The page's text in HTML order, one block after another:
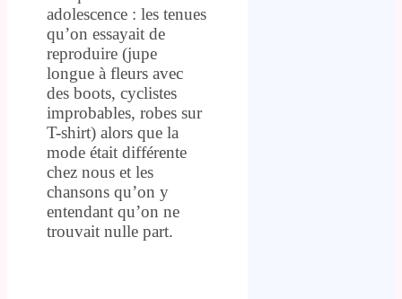
adolescence : les tenues
qu’on essayait de
reproduire (jupe
longue à fleurs avec
des boots, cyclistes
improbables, robes sur
T-shirt) alors que la
mode était différente
chez nous et les
chansons qu’on y
entendant qu’on ne
trouvait nulle part.